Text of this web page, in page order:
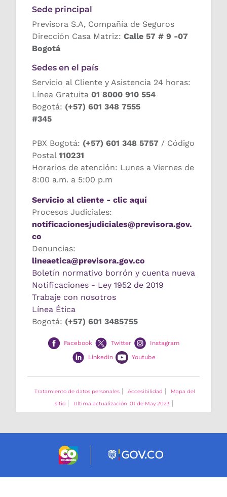
Sede principal
Previsora S.A, Compañía de Seguros
Dirección Casa Matriz: Calle 57 # 9 -07
Bogotá
Sedes en el país
Servicio al Cliente y Asistencia 24 horas:
Línea Gratuita 01 8000 910 554
Bogotá: (+57) 601 348 7555
#345
PBX Bogotá: (+57) 601 348 5757 / Código
Postal 110231
Horarios de atención: Lunes a Viernes de
8:00 a.m. a 5:00 p.m
Servicio al cliente - clic aquí
Procesos Judiciales:
notificacionesjudiciales@previsora.gov.
co
Denuncias:
lineaetica@previsora.gov.co
Boletín normativo borrón y cuenta nueva
Notificaciones - Ley 1952 de 2019
Trabaje con nosotros
Línea Ética
Bogotá: (+57) 601 3485755
Facebook Twitter
Instagram
Linkedin
Youtube
Tratamiento de datos personales Accesibilidad
Mapa del
sitio
Ultima actualización: 01 de May 2023
Logo marca Colombia